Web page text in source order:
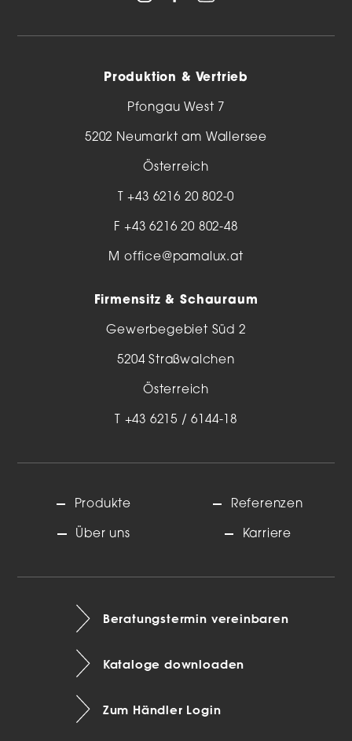
Produktion & Vertrieb
Pfongau West 7
5202 Neumarkt am Wallersee
Österreich
T+43 6216 20 802-0
F +43 6216 20 802-48
M office@pamalux.at
Firmensitz & Schauraum
Gewerbegebiet Süd 2
5204 Straßwalchen
Österreich
+43 6215 / 6144-18
Produkte
Über uns
Referenzen
Karriere
Beratungstermin vereinbaren
Kataloge downloaden
Zum Händler Login